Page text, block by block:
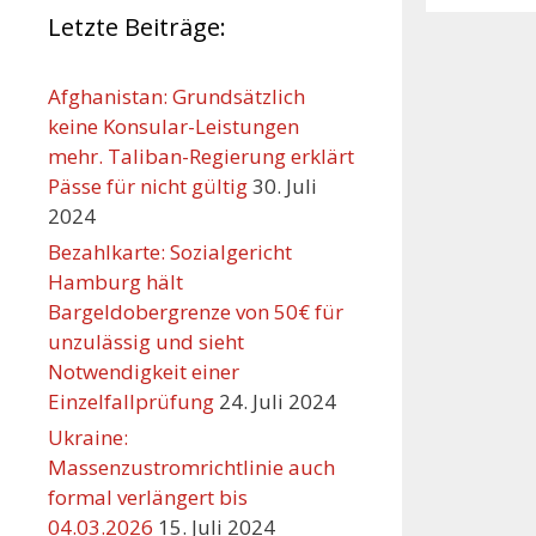
Letzte Beiträge:
Afghanistan: Grundsätzlich
keine Konsular-Leistungen
mehr. Taliban-Regierung erklärt
Pässe für nicht gültig30. Juli
2024
Bezahlkarte: Sozialgericht
Hamburg hält
Bargeldobergrenze von 50€ für
unzulässig und sieht
Notwendigkeit einer
Einzelfallprüfung 24. Juli 2024
Ukraine:
Massenzustromrichtlinie auch
formal verlängert bis
04.03.2026 15. Juli 2024